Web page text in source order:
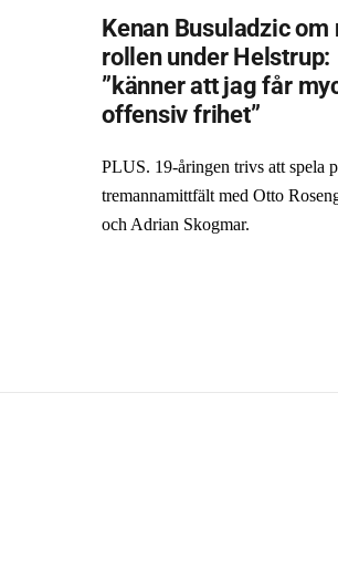
Kenan Busuladzic om
rollen under Helstrup:
”känner att jag får
offensiv frihet”
PLUS. 19-åringen trivs att spela
tremannamittfält med Otto
och Adrian Skogmar.